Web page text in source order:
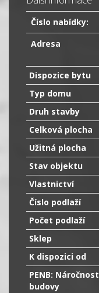
Číslo nabídky:
Adresa
Dispozice bytu
Typ domu
Druh stavby
Celková plocha
Užitná plocha
Stav objektu
Vlastnictví
Číslo podlaží
Počet podlaží
Sklep
K dispozici od
PENB: Náročnost
budovy